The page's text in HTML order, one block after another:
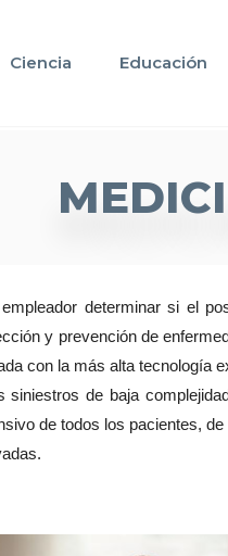
Ciencia Educación
determinar si el
y prevención de
con la más alta tecnología
de baja
de todos los pacientes,